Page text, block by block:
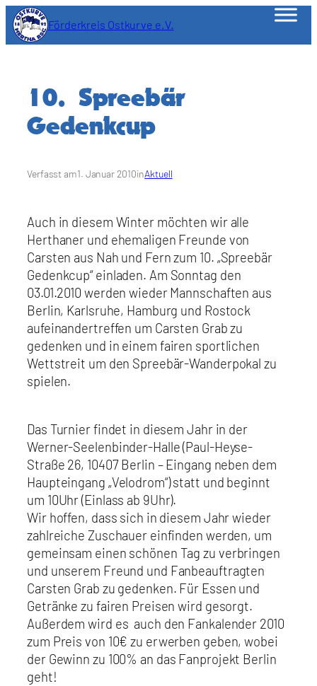
Zum
Inhalt
springen
Förderkreis Ostkurve e.V.
10. Spreebär
Gedenkcup
Verfasst am1. Januar 2010inAktuell
Auch in diesem Winter möchten wir alle
Herthaner und ehemaligen Freunde von
Carsten aus Nah und Fern zum 10. „Spreebär
Gedenkcup“ einladen. Am Sonntag den
03.01.2010 werden wieder Mannschaften aus
Berlin, Karlsruhe, Hamburg und Rostock
aufeinandertreffen um Carsten Grab zu
gedenken und in einem fairen sportlichen
Wettstreit um den Spreebär-Wanderpokal zu
spielen.
Das Turnier findet in diesem Jahr in der
Werner-Seelenbinder-Halle (Paul-Heyse-
Straße 26, 10407 Berlin – Eingang neben dem
Haupteingang „Velodrom“) statt und beginnt
um 10Uhr (Einlass ab 9Uhr).
Wir hoffen, dass sich in diesem Jahr wieder
zahlreiche Zuschauer einfinden werden, um
gemeinsam einen schönen Tag zu verbringen
und unserem Freund und Fanbeauftragten
Carsten Grab zu gedenken. Für Essen und
Getränke zu fairen Preisen wird gesorgt.
Außerdem wird es auch den Fankalender 2010
zum Preis von 10€ zu erwerben geben, wobei
der Gewinn zu 100% an das Fanprojekt Berlin
geht!